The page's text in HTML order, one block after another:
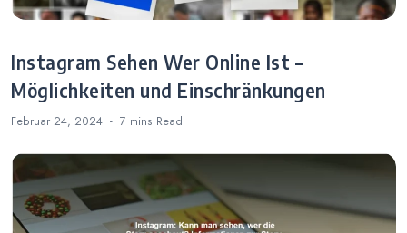
Instagram Sehen Wer Online Ist –
Möglichkeiten und Einschränkungen
Februar 24, 2024 7 mins Read